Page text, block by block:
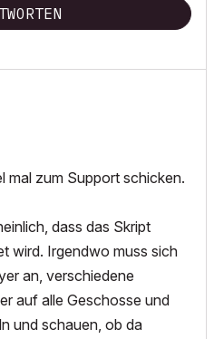
mal zum Support schicken.
dass das Skript
wird. Irgendwo muss sich
an, verschiedene
auf alle Geschosse und
und schauen, ob da